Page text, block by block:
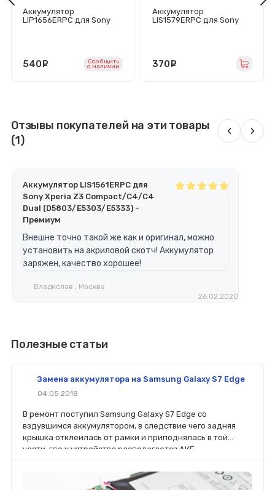
Аккумулятор
LIP1656ERPC для Sony
540 руб.Сообщить
o наличии
Аккумулятор
LIS1579ERPC для Sony
370
Отзывы покупателей на эти товары
(1)
‹ ›
Аккумулятор LIS1561ERPC для
Sony Xperia Z3 Compact/C4/C4
Dual (D5803/E5303/E5333) -
Премиум
Внешне точно такой же как и оригинал, можно
установить на акриловой скотч! Аккумулятор
заряжен, качество хорошее!
Владислав , Москва
26.02.2020
Полезные статьи
Замена аккумулятора на Samsung Galaxy S7 Edge
04.05.2018
В ремонт поступил Samsung Galaxy S7 Edge со
вздувшимся аккумулятором, в следствие чего задняя
крышка отклеилась от рамки и приподнялась в той
части, где у устройства располагается АКБ.